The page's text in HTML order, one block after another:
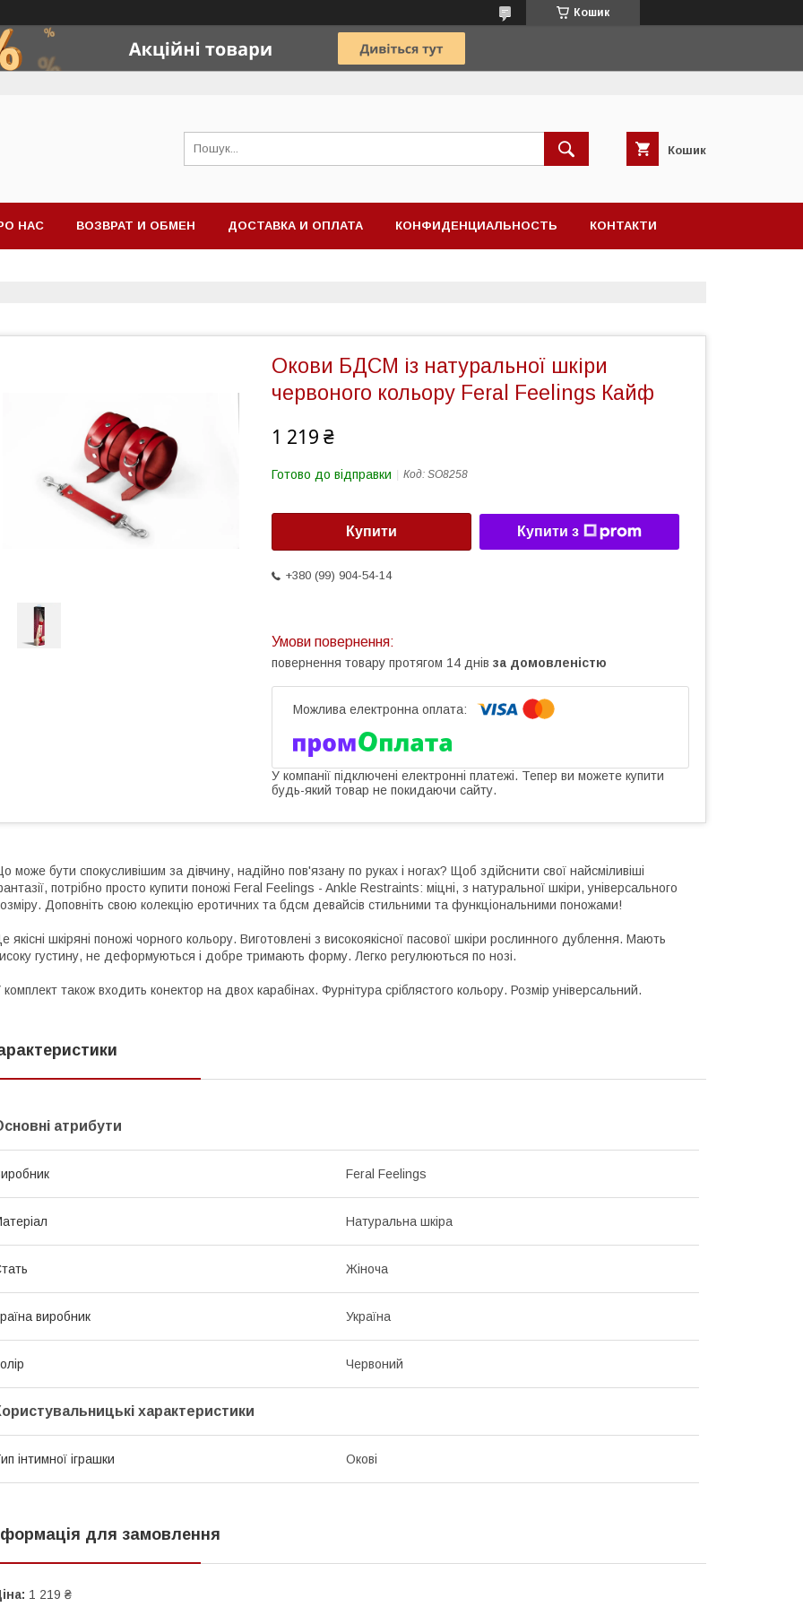
Кошик
Кошик
НАС ВОЗВРАТ И ОБМЕН ДОСТАВКА И ОПЛАТА КОНФИДЕНЦИАЛЬНОСТЬ КОНТАКТИ
Окови БДСМ із натуральної шкіри
червоного кольору Feral Feelings Кайф
1 219 ₴
Готово до відправки Код: SO8258
Купити Купити з
+380 (99) 904-54-14
повернення товару протягом 14 днів за домовленістю
У компанії підключені електронні платежі. Тепер ви можете купити
будь-який товар не покидаючи сайту.
може бути спокусливішим за дівчину, надійно пов'язану по руках і ногах? Щоб здійснити свої найсміливіші
потрібно просто купити поножі Feral Feelings - Ankle Restraints: міцні, з натуральної шкіри, універсального
Доповніть свою колекцію еротичних та бдсм девайсів стильними та функціональними поножами!
якісні шкіряні поножі чорного кольору. Виготовлені з високоякісної пасової шкіри рослинного дублення. Мають
густину, не деформуються і добре тримають форму. Легко регулюються по нозі.
комплект також входить конектор на двох карабінах. Фурнітура сріблястого кольору. Розмір універсальний.
атрибути
Feral Feelings
Натуральна шкіра
Жіноча
виробник Україна
Червоний
характеристики
інтимної іграшки Окові
для замовлення
1 219 ₴